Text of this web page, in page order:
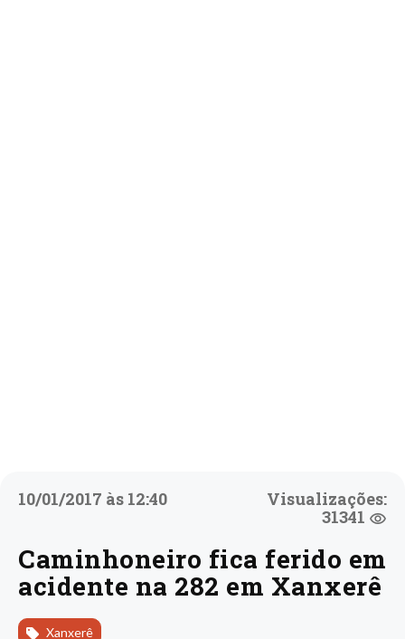
10/01/2017 às 12:40
Visualizações:
31341
Caminhoneiro fica ferido em
acidente na 282 em Xanxerê
Xanxerê